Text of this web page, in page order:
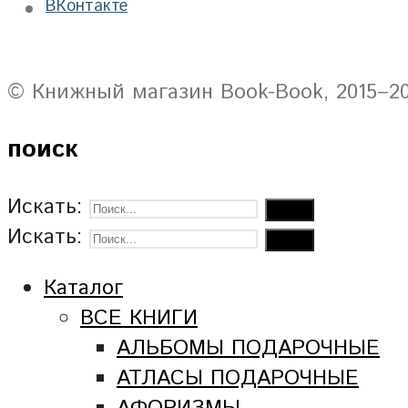
ВКонтакте
© Книжный магазин Book-Book,
поиск
Искать:
Искать:
Каталог
ВСЕ КНИГИ
АЛЬБОМЫ ПОДАРОЧНЫЕ
АТЛАСЫ ПОДАРОЧНЫЕ